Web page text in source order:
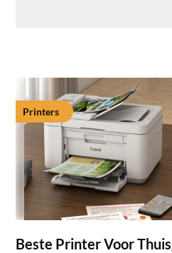
Printers
Beste Printer Voor